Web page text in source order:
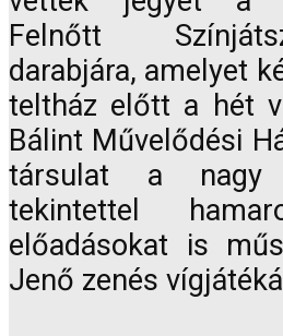
Felnőtt
darabjára, amelyet
teltház előtt a hét
Bálint Művelődési
társulat a nagy
tekintettel
előadásokat is
Jenő zenés